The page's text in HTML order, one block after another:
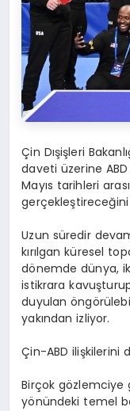
Çin Dışişleri
daveti üzerine ABD
Mayıs tarihleri
Uzun süredir
kırılgan küresel
dönemde dünya,
istikrara
duyulan
yakından izliyor.
Çin-ABD
Birçok gözlemciye
yönündeki temel